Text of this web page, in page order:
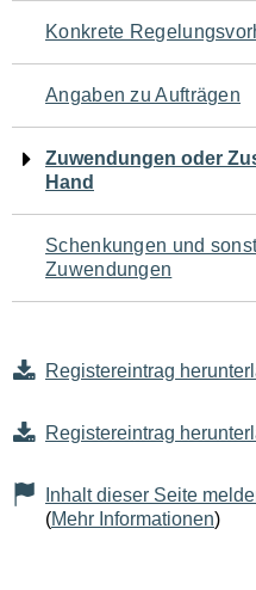
Seiteninhalt
Konkrete
Angaben zu Aufträgen
Zuwendungen oder
Hand
Schenkungen und
Zuwendungen
Registereintrag
Registereintrag
Inhalt dieser Seite
(Mehr Informationen)